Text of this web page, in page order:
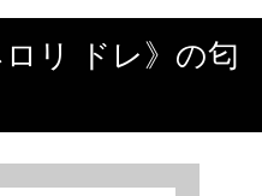
リ ドレ》の匂